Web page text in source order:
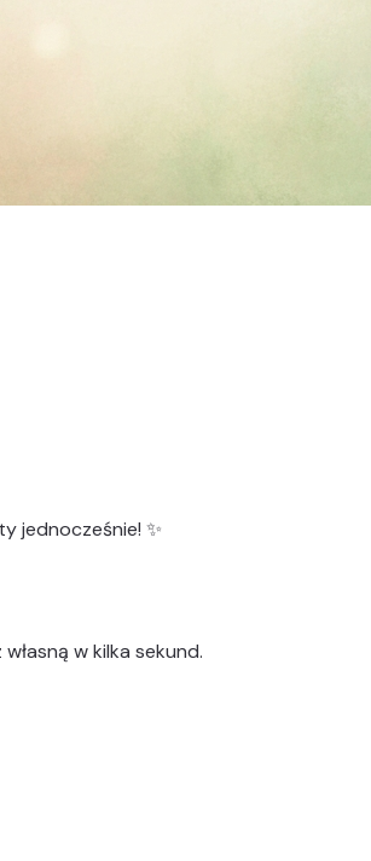
jednocześnie! ✨
w kilka sekund.